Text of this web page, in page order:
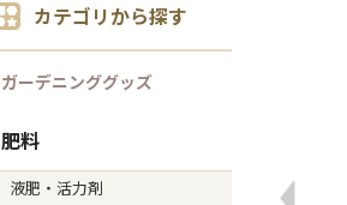
カテゴリから探す
ガーデニンググッズ
肥料
液肥・活力剤